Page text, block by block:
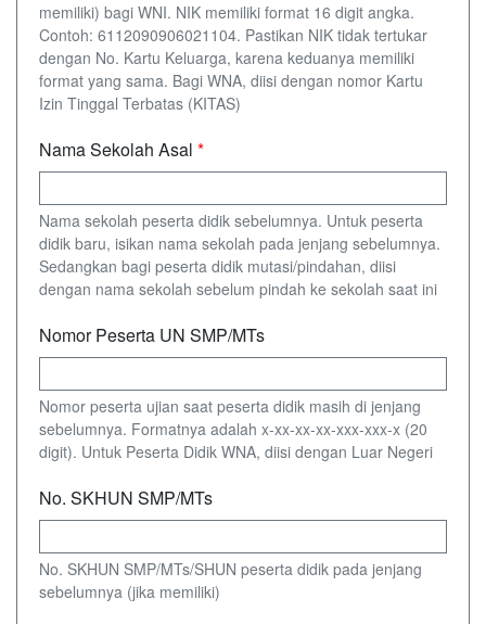
memiliki) bagi WNI. NIK memiliki format 16 digit angka.
Contoh: 6112090906021104. Pastikan NIK tidak tertukar
dengan No. Kartu Keluarga, karena keduanya memiliki
format yang sama. Bagi WNA, diisi dengan nomor Kartu
Izin Tinggal Terbatas (KITAS)
Nama Sekolah Asal *
Nama sekolah peserta didik sebelumnya. Untuk peserta
didik baru, isikan nama sekolah pada jenjang sebelumnya.
Sedangkan bagi peserta didik mutasi/pindahan, diisi
dengan nama sekolah sebelum pindah ke sekolah saat ini
Nomor Peserta UN SMP/MTs
Nomor peserta ujian saat peserta didik masih di jenjang
sebelumnya. Formatnya adalah x-xx-xx-xx-xxx-xxx-x (20
digit). Untuk Peserta Didik WNA, diisi dengan Luar Negeri
No. SKHUN SMP/MTs
No. SKHUN SMP/MTs/SHUN peserta didik pada jenjang
sebelumnya (jika memiliki)